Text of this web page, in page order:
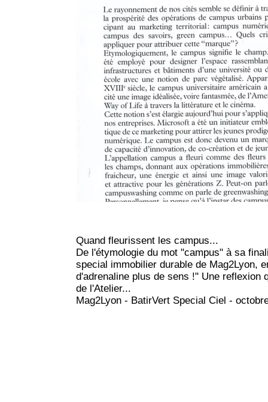
Quand fleurissent les campus...
De l'étymologie du mot "campus" à sa
special immobilier durable de Mag2Lyon,
d'adrenaline plus de sens !" Une reflexion
de l'Atelier...
Mag2Lyon - BatirVert Special Ciel -